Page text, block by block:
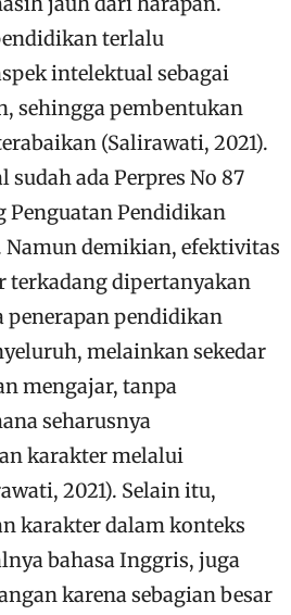
terlalu
intelektual sebagai
sehingga pembentukan
(Salirawati, 2021).
sudah ada Perpres No 87
Penguatan Pendidikan
Namun demikian, efektivitas
terkadang dipertanyakan
penerapan pendidikan
melainkan sekedar
mengajar, tanpa
seharusnya
karakter melalui
2021). Selain itu,
karakter dalam konteks
bahasa Inggris, juga
karena sebagian besar